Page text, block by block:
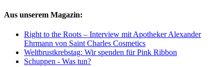
Aus unserem Magazin:
Right to the Roots – Interview mit Apotheker Alexander
Ehrmann von Saint Charles Cosmetics
Weltbrustkrebstag: Wir spenden für Pink Ribbon
Schuppen - Was tun?